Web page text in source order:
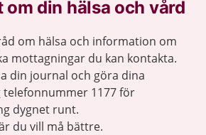
din hälsa och vård
om hälsa och information om
mottagningar du kan kontakta.
din journal och göra dina
telefonnummer 1177 för
dygnet runt.
du vill må bättre.